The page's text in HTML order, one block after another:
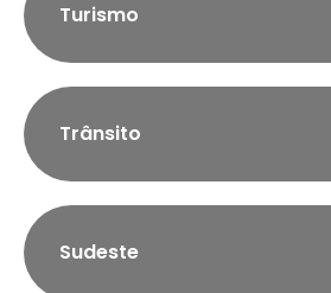
Turismo
Trânsito
Sudeste